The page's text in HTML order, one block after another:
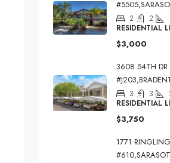
2 2
RESIDENTIAL
$3,000
3608 54TH
3 3
RESIDENTIAL
$3,750
1771